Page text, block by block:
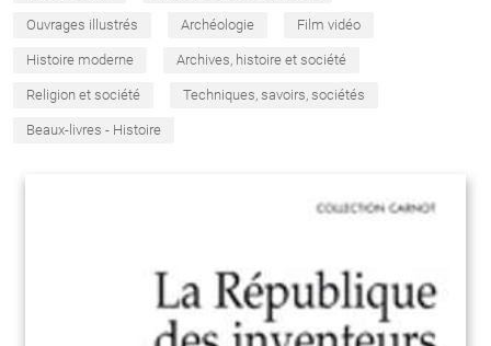
Ouvrages illustrés Archéologie Film vidéo
Histoire moderne Archives, histoire et société
Religion et société Techniques, savoirs, sociétés
Beaux-livres - Histoire